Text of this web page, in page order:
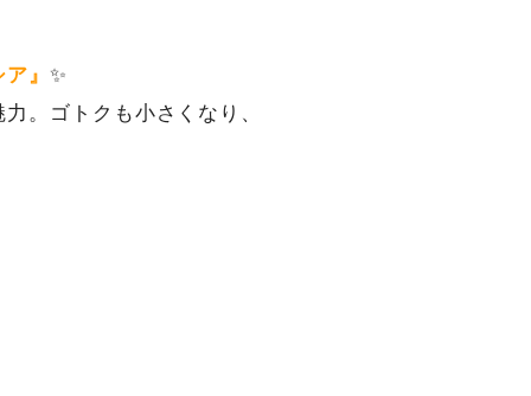
ア』✨
。ゴトクも小さくなり、